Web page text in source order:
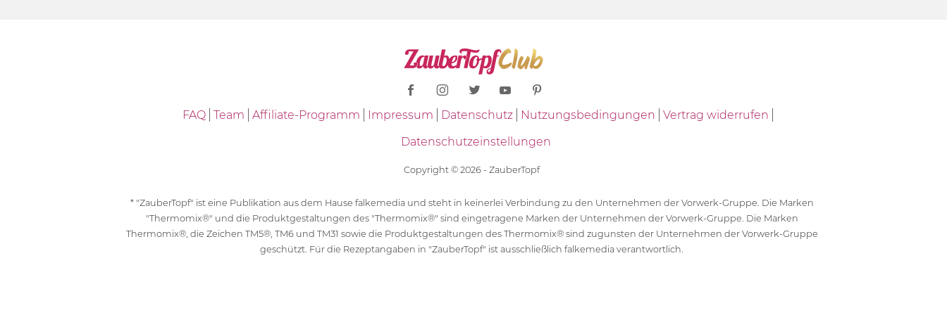
FAQ Team Affiliate-Programm Impressum Datenschutz Nutzungsbedingungen
Vertrag widerrufen
Datenschutzeinstellungen
Copyright © 2026 - ZauberTopf
* "ZauberTopf" ist eine Publikation aus dem Hause falkemedia und steht in keinerlei Verbindung zu den Unternehmen der Vorwerk-Gruppe. Die Marken
"Thermomix®" und die Produktgestaltungen des "Thermomix®" sind eingetragene Marken der Unternehmen der Vorwerk-Gruppe. Die Marken
Thermomix®, die Zeichen TM5®, TM6 und TM31 sowie die Produktgestaltungen des Thermomix® sind zugunsten der Unternehmen der Vorwerk-Gruppe
geschützt. Für die Rezeptangaben in "ZauberTopf" ist ausschließlich falkemedia verantwortlich.